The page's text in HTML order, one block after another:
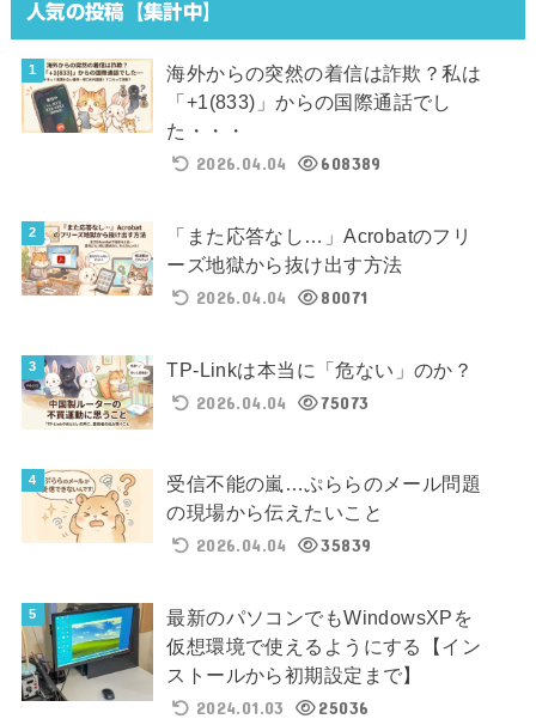
人気の投稿【集計中】
海外からの突然の着信は詐欺？私は
「+1(833)」からの国際通話でし
た・・・
2026.04.04
608389
「また応答なし…」Acrobatのフリ
ーズ地獄から抜け出す方法
2026.04.04
80071
TP-Linkは本当に「危ない」のか？
2026.04.04
75073
受信不能の嵐…ぷららのメール問題
の現場から伝えたいこと
2026.04.04
35839
最新のパソコンでもWindowsXPを
仮想環境で使えるようにする【イン
ストールから初期設定まで】
2024.01.03
25036